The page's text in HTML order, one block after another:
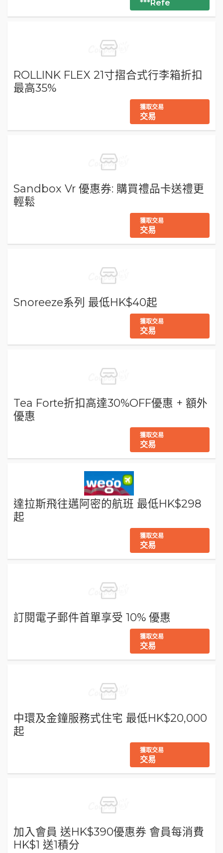
***Refe
ROLLINK FLEX 21寸摺合式行李箱折扣
最高35%
獲取交易
交易
Sandbox Vr 優惠券: 購買禮品卡送禮更
輕鬆
獲取交易
交易
Snoreeze系列 最低HK$40起
獲取交易
交易
Tea Forte折扣高達30%OFF優惠 + 額外
優惠
獲取交易
交易
達拉斯飛往邁阿密的航班 最低HK$298
起
獲取交易
交易
訂閱電子郵件首單享受 10% 優惠
獲取交易
交易
中環及金鐘服務式住宅 最低HK$20,000
起
獲取交易
交易
加入會員 送HK$390優惠券 會員每消費
HK$1 送1積分